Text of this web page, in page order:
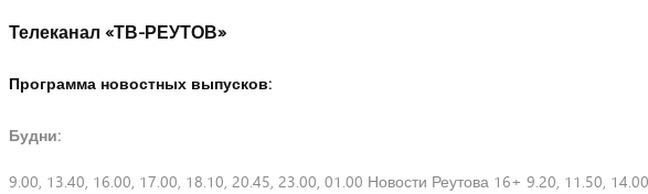
Телеканал «ТВ-РЕУТОВ»
Программа новостных выпусков:
Будни:
9.00, 13.40, 16.00, 17.00, 18.10, 20.45, 23.00, 01.00 Новости Реутова 16+ 9.20, 11.50,